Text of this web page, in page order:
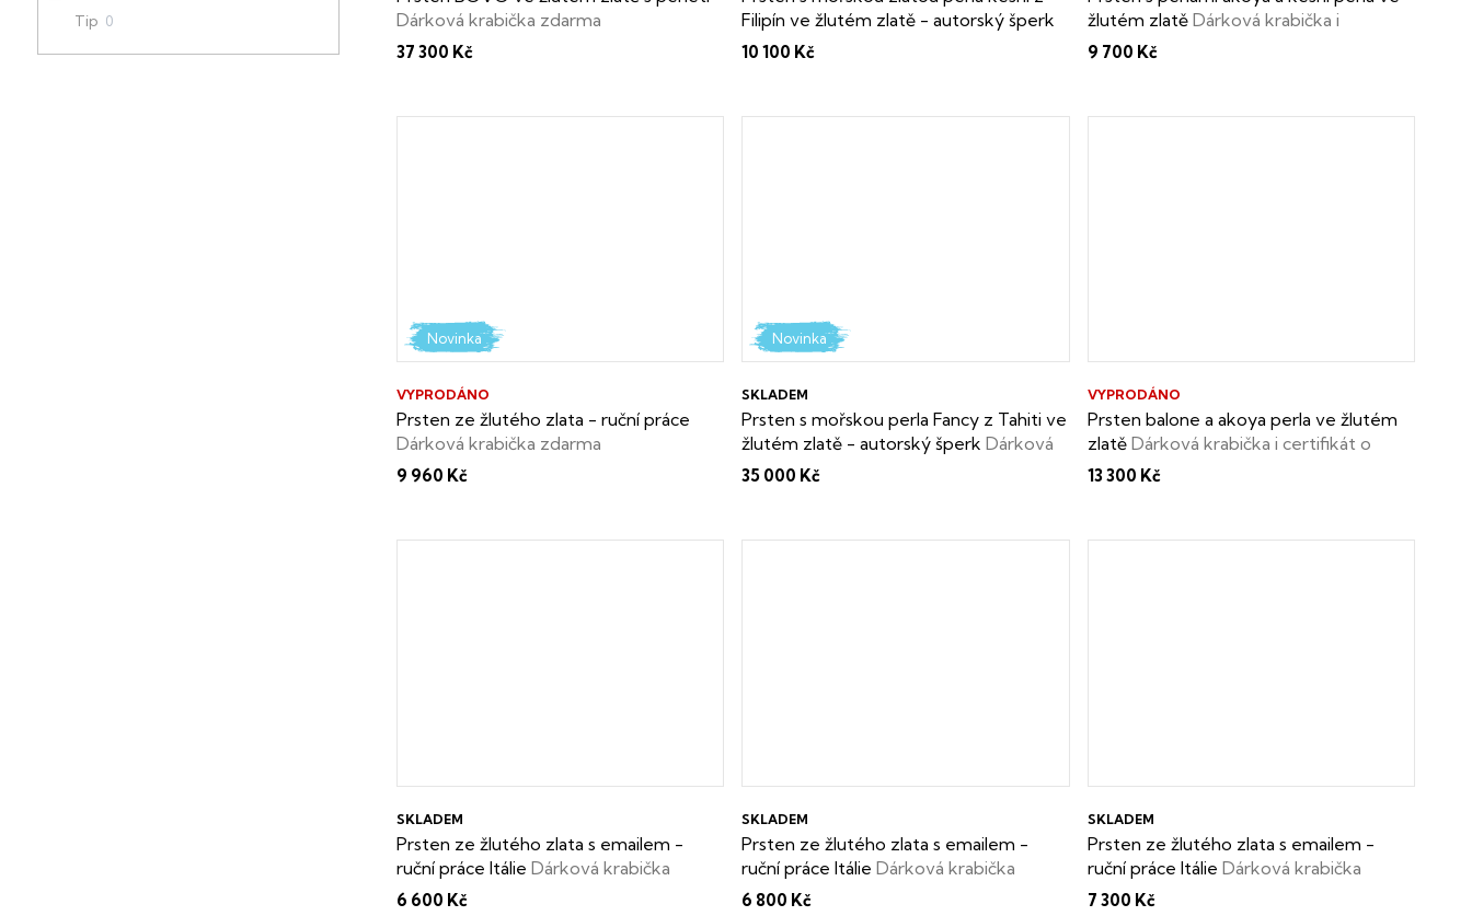
e
l
Tip 0
k
t
u
k
t
Dárková krabička zdarma
37 300 Kč
Filipín ve žlutém zlatě - autorský šperk
Dárková krabička i certifikát o pravosti
10 100 Kč
žlutém zlatě Dárková krabička i
certifikát o pravosti perel zdarma
9 700 Kč
Novinka
Prsten ze žlutého zlata - ruční práce
Dárková krabička zdarma
VYPRODÁNO
9 960 Kč
Novinka
Prsten s mořskou perla Fancy z Tahiti ve
žlutém zlatě - autorský šperkDárková
krabička i certifikát o pravosti fancy
SKLADEM
35 000 Kč
Prsten balone a akoya perla ve žlutém
zlatě Dárková krabička i certifikát o
pravosti perel zdarma.
VYPRODÁNO
13 300 Kč
Prsten ze žlutého zlata s emailem -
ruční práce Itálie Dárková krabička
zdarma
SKLADEM
6 600 Kč
Prsten ze žlutého zlata s emailem -
ruční práce ItálieDárková krabička
zdarma
SKLADEM
6 800 Kč
Prsten ze žlutého zlata s emailem -
ruční práce Itálie Dárková krabička
zdarma
SKLADEM
7 300 Kč